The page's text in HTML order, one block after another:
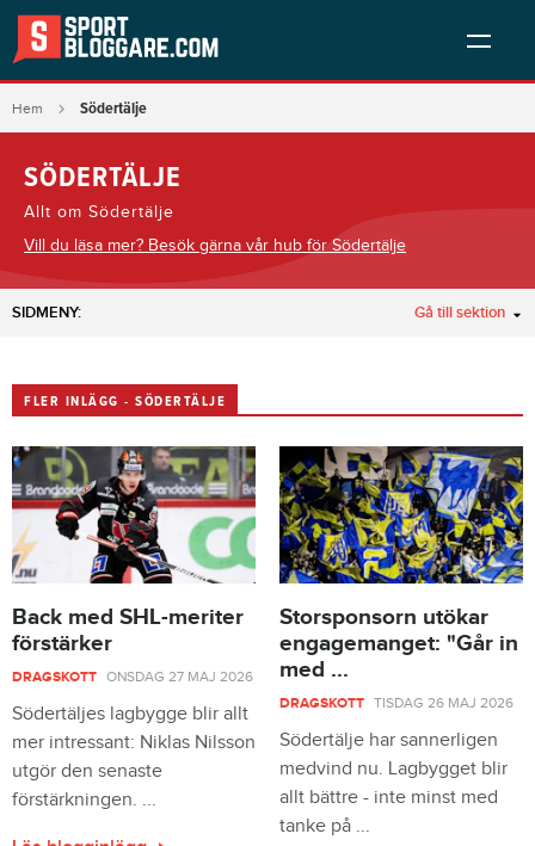
Hem Södertälje
SÖDERTÄLJE
Allt om Södertälje
Vill du läsa mer? Besök gärna vår hub för Södertälje
SIDMENY: Gå till sektion
FLER INLÄGG - SÖDERTÄLJE
Back med SHL-meriter
förstärker
DRAGSKOTT ONSDAG 27 MAJ 2026
Södertäljes lagbygge blir allt
mer intressant: Niklas Nilsson
utgör den senaste
förstärkningen. ...
Storsponsorn utökar
engagemanget: "Går in
med ...
DRAGSKOTT TISDAG 26 MAJ 2026
Södertälje har sannerligen
medvind nu. Lagbygget blir
allt bättre - inte minst med
tanke på ...